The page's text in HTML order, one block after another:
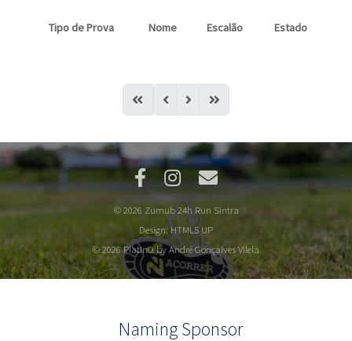
Tipo de Prova Nome Escalão Estado
© 2026 Zumub 24h Run Sintra
Design:HTML5 UP
© 2026 PlatInO by André Gonçalves Vilela
Naming Sponsor